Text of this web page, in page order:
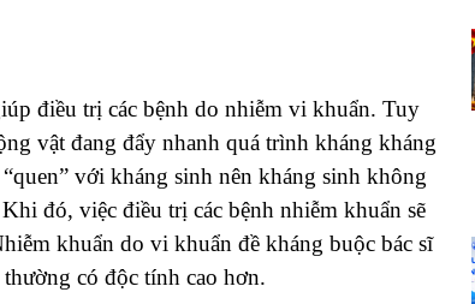
điều trị các bệnh do nhiễm vi khuẩn. Tuy
vật đang đẩy nhanh quá trình kháng kháng
với kháng sinh nên kháng sinh không
đó, việc điều trị các bệnh nhiễm khuẩn sẽ
khuẩn do vi khuẩn đề kháng buộc bác sĩ
có độc tính cao hơn.